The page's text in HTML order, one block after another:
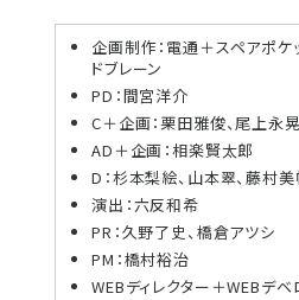
企画制作：電通＋スペアポケ
ドブレーン
PD：間宮洋介
C＋企画：栗田雅俊、尾上永晃
AD＋企画：相楽賢太郎
D：杉本梨絵、山本翠、藤村
演出：六反和希
PR：久野了史、橋倉アツシ
PM：橋村裕治
WEBディレクター＋WEBデ